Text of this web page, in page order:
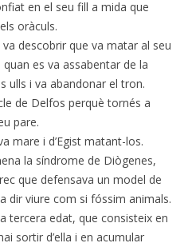
en el seu fill a mida que
oràculs.
descobrir que va matar al seu
es va assabentar de la
ulls i va abandonar el tron.
de Delfos perquè tornés a
pare.
mare i d’Egist matant-los.
la síndrome de Diògenes,
que defensava un model de
dir viure com si fóssim animals.
tercera edat, que consisteix en
sortir d’ella i en acumular